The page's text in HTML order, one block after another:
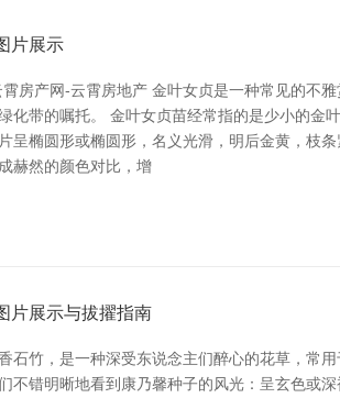
片展示
房产网-云霄房地产 金叶女贞是一种常见的不
化带的嘱托。 金叶女贞苗经常指的是少小的金
呈椭圆形或椭圆形，名义光滑，明后金黄，枝
赫然的颜色对比，增
片展示与拔擢指南
石竹，是一种深受东说念主们醉心的花草，常
不错明晰地看到康乃馨种子的风光：呈玄色或